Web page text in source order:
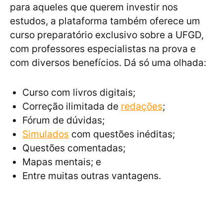
para aqueles que querem investir nos
estudos, a plataforma também oferece um
curso preparatório exclusivo sobre a UFGD,
com professores especialistas na prova e
com diversos benefícios. Dá só uma olhada:
Curso com livros digitais;
Correção ilimitada de redações;
Fórum de dúvidas;
Simulados com questões inéditas;
Questões comentadas;
Mapas mentais; e
Entre muitas outras vantagens.